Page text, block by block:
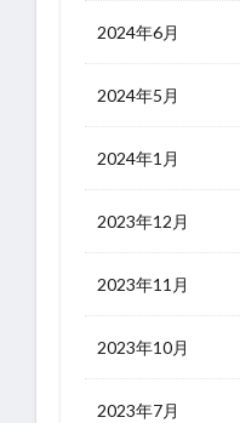
2024年6月
2024年5月
2024年1月
2023年12月
2023年11月
2023年10月
2023年7月